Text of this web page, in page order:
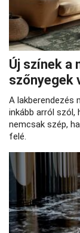
Új színek a
szőnyegek
A lakberendezés
inkább arról
nemcsak szép,
felé.